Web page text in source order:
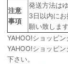
注意
事項
発送方法は
3日以内に
願い致します
YAHOO!ショッピン
YAHOO!ショッピ
下さい。